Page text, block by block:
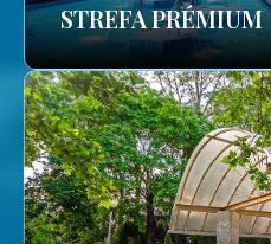
STREFA PRÉMIUM